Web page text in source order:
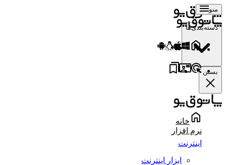
منو
دسته‌بندی‌ها
بستن
خانه
نرم افزار
اینترنت
ابزار اینترنت